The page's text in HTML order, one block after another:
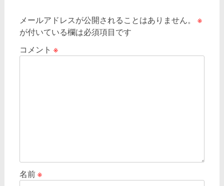
メールアドレスが公開されることはありません。
※
が付いている欄は必須項目です
コメント ※
名前 ※